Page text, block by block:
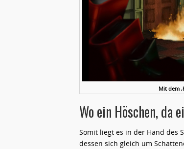
Mit dem
Wo ein Höschen, da
Somit liegt es in der Hand des
dessen sich gleich um